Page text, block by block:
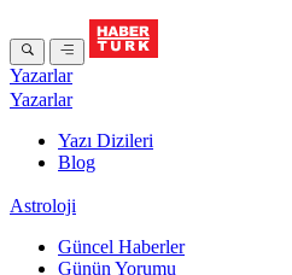
Yazarlar
Yazarlar
Yazı Dizileri
Blog
Astroloji
Güncel Haberler
Günün Yorumu